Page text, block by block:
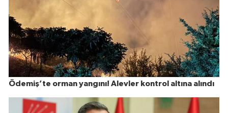
Ödemiş’te orman yangını! Alevler kontrol altına alındı